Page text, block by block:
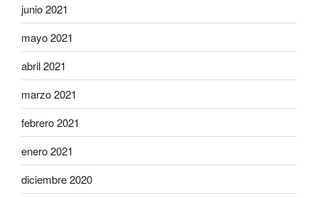
junio 2021
mayo 2021
abril 2021
marzo 2021
febrero 2021
enero 2021
diciembre 2020